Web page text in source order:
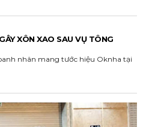
XÔN XAO SAU VỤ TÔNG
nhân mang tước hiệu Oknha tại